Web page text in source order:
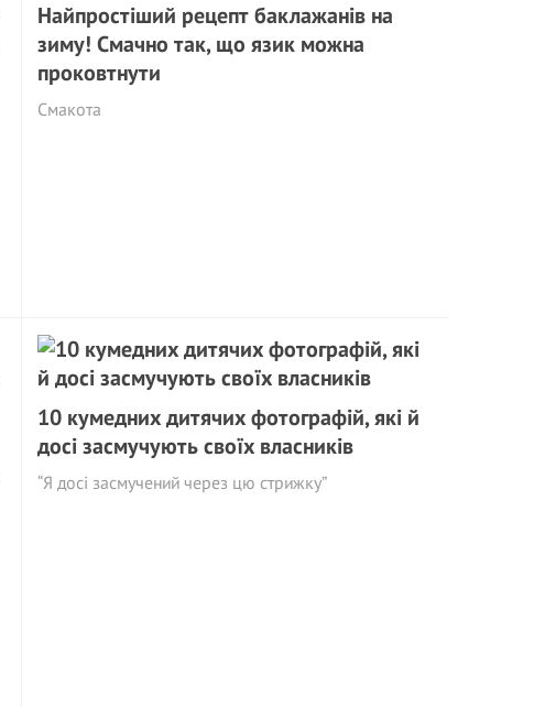
Найпростіший рецепт баклажанів на
зиму! Смачно так, що язик можна
проковтнути
Смакота
10 кумедних дитячих фотографій, які й
досі засмучують своїх власників
“Я досі засмучений через цю стрижку”